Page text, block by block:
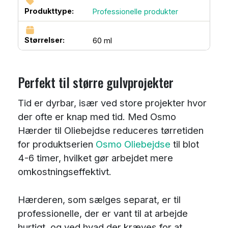
Produkttype: Professionelle produkter
Størrelser: 60 ml
Perfekt til større gulvprojekter
Tid er dyrbar, især ved store projekter hvor
der ofte er knap med tid. Med Osmo
Hærder til Oliebejdse reduceres tørretiden
for produktserien Osmo Oliebejdse til blot
4-6 timer, hvilket gør arbejdet mere
omkostningseffektivt.
Hærderen, som sælges separat, er til
professionelle, der er vant til at arbejde